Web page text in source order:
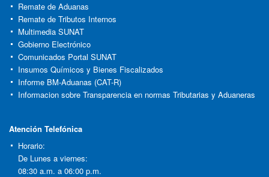
Remate de Aduanas
Remate de Tributos Internos
Multimedia SUNAT
Gobierno Electrónico
Comunicados Portal SUNAT
Insumos Químicos y Bienes Fiscalizados
Informe BM-Aduanas (CAT-R)
Informacion sobre Transparencia en normas Tributarias y Aduaneras
Atención Telefónica
Horario:
De Lunes a viernes:
08:30 a.m. a 06:00 p.m.